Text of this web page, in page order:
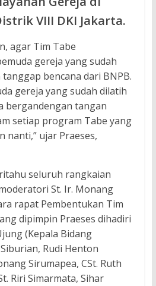
VIII DKI Jakarta.
agar Tim Tabe
gereja yang sudah
bencana dari BNPB.
gereja yang sudah dilatih
bergandengan tangan
setiap program Tabe yang
nanti,” ujar Praeses,
seluruh rangkaian
St. Ir. Monang
rapat Pembentukan Tim
dipimpin Praeses dihadiri
(Kepala Bidang
Rudi Henton
Sirumapea, CSt. Ruth
Riri Simarmata, Sihar